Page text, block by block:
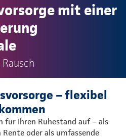
mit einer
– flexibel
für Ihren Ruhestand auf – als
oder als umfassende